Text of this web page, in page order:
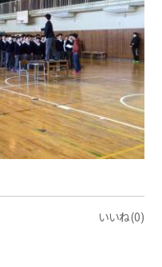
いいね(0)